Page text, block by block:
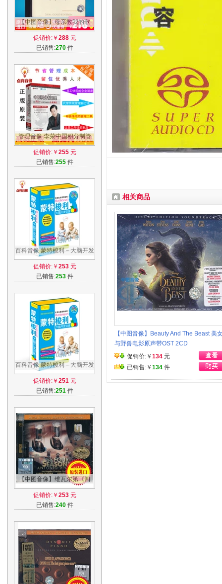
【中图音像】母亲教我的歌
24K金碟 CD [原装正版]--
JMR1G
促销价:￥ 288元
已销售:270件
管理音像 李荣中国积分制管
理-让员工向往的企业制度
5DVD现货
促销价:￥ 255元
已销售:255件
百科音像 蒙特梭利－大脑开发
精装DVD 天才早教方案 启蒙
光碟
促销价:￥ 253元
已销售:253件
百科音像 蒙特梭利－大脑开发
精装DVD 天才早教方案 启蒙
光碟
促销价:￥ 251元
已销售:251件
【中图音像】维瓦尔第《四
季》发烧天碟-胆机 原装进口-
现货
促销价:￥ 253元
已销售:240件
相关商品
【中图音像】Beauty And The Beast 美
与野兽电影原声带OST 2CD
促销价:￥ 134 元
已销售:￥ 134 件